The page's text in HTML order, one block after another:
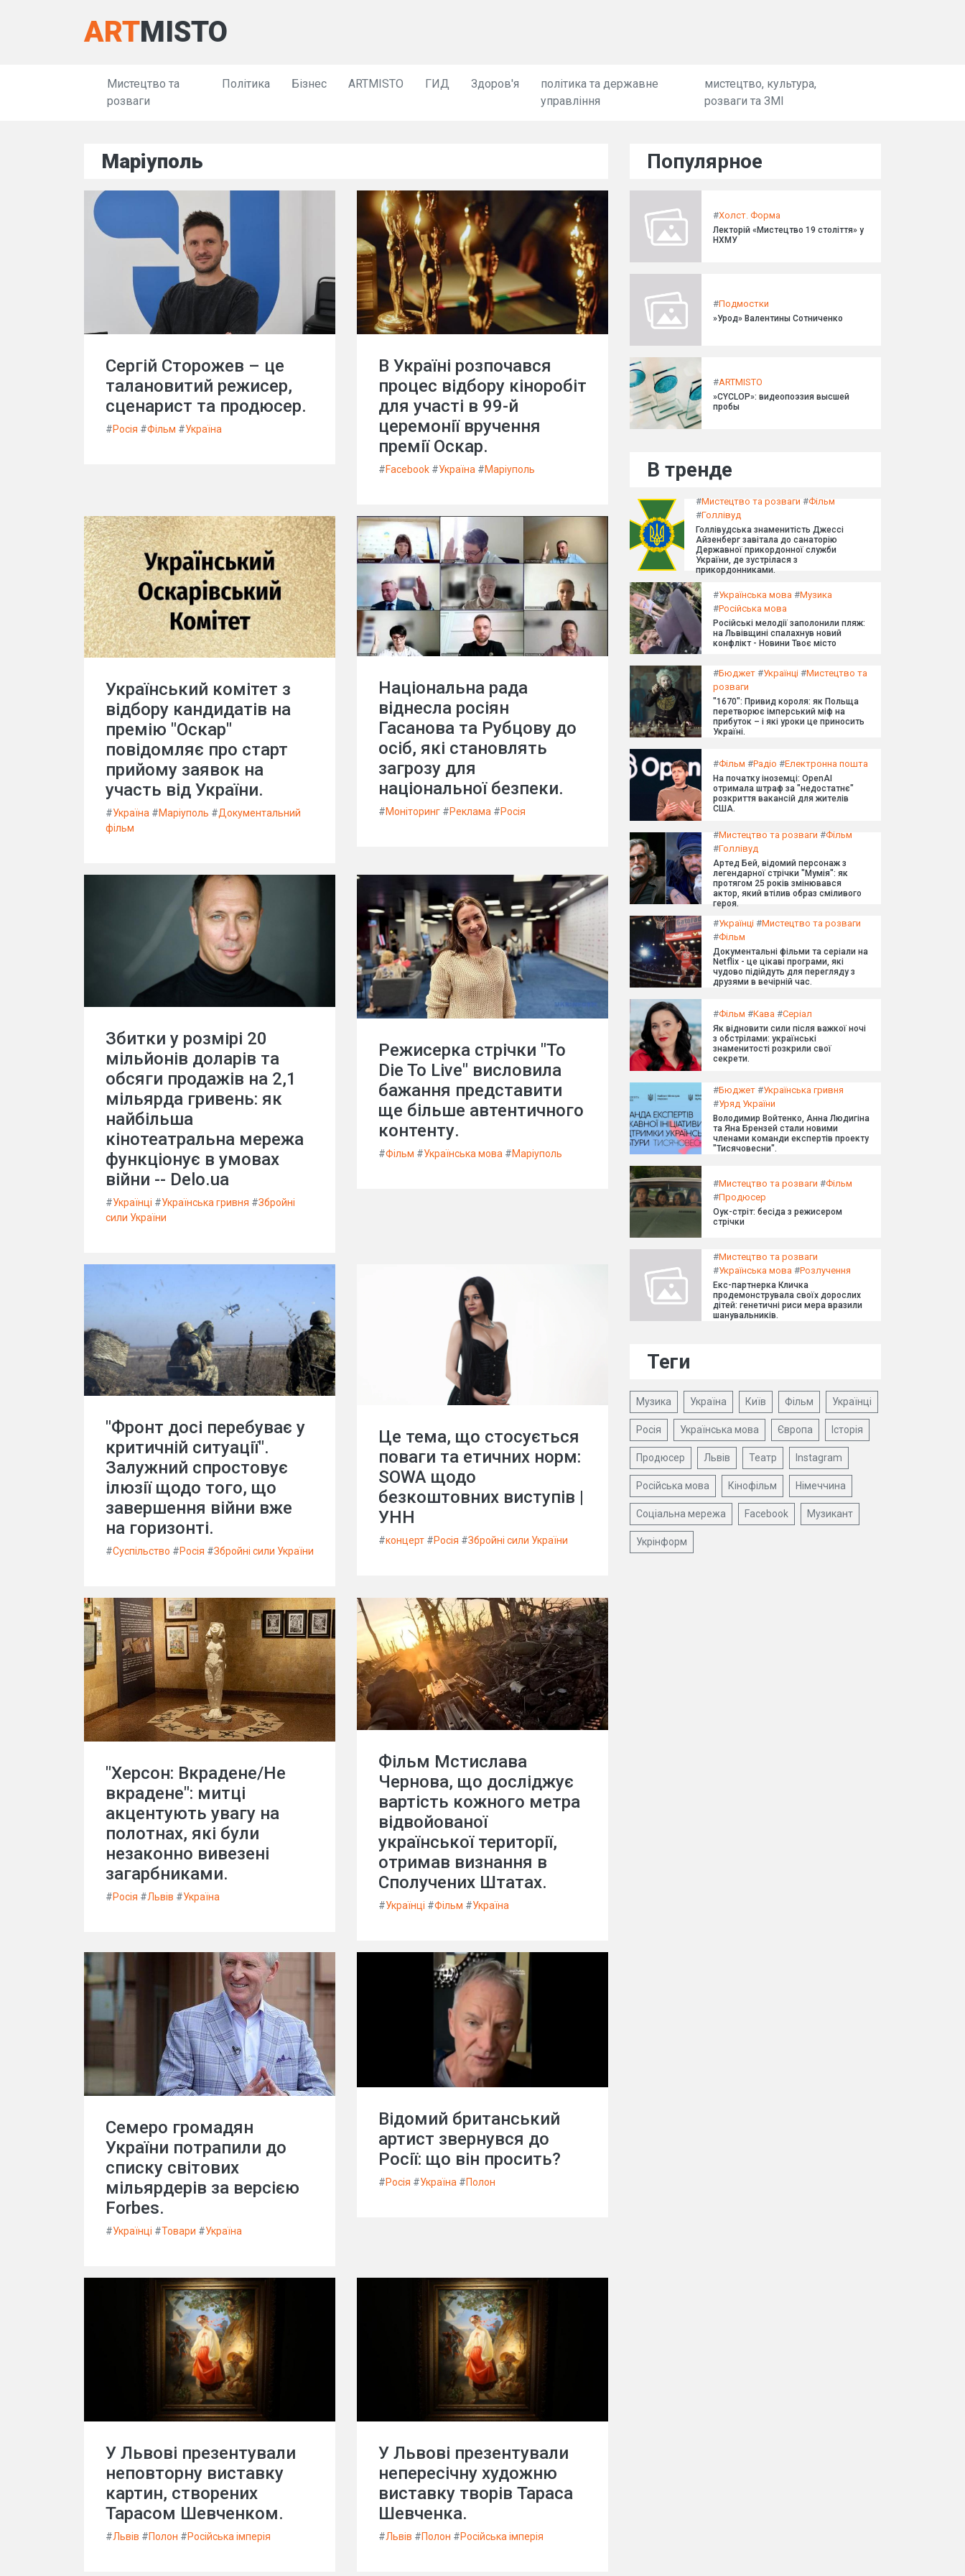
ARTMISTO
Мистецтво та
розваги
Політика Бізнес ARTMISTO ГИД Здоров'я
політика та державне
управління
мистецтво, культура,
розваги та ЗМІ
Маріуполь
Сергій Сторожев – це
талановитий режисер,
сценарист та продюсер.
#Росія #Фільм #Україна
В Україні розпочався
процес відбору кіноробіт
для участі в 99-й
церемонії вручення
премії Оскар.
#Facebook #Україна #Маріуполь
Український комітет з
відбору кандидатів на
премію "Оскар"
повідомляє про старт
прийому заявок на
участь від України.
#Україна #Маріуполь #Документальний
фільм
Національна рада
віднесла росіян
Гасанова та Рубцову до
осіб, які становлять
загрозу для
національної безпеки.
#Моніторинг #Реклама #Росія
Збитки у розмірі 20
мільйонів доларів та
обсяги продажів на 2,1
мільярда гривень: як
найбільша
кінотеатральна мережа
функціонує в умовах
війни -- Delo.ua
#Українці #Українська гривня #Збройні
сили України
Режисерка стрічки "To
Die To Live" висловила
бажання представити
ще більше автентичного
контенту.
#Фільм #Українська мова #Маріуполь
"Фронт досі перебуває у
критичній ситуації".
Залужний спростовує
ілюзії щодо того, що
завершення війни вже
на горизонті.
#Суспільство #Росія #Збройні сили України
Це тема, що стосується
поваги та етичних норм:
SOWA щодо
безкоштовних виступів |
УНН
#концерт #Росія #Збройні сили України
"Херсон: Вкрадене/Не
вкрадене": митці
акцентують увагу на
полотнах, які були
незаконно вивезені
загарбниками.
#Росія #Львів #Україна
Фільм Мстислава
Чернова, що досліджує
вартість кожного метра
відвойованої
української території,
отримав визнання в
Сполучених Штатах.
#Українці #Фільм #Україна
Семеро громадян
України потрапили до
списку світових
мільярдерів за версією
Forbes.
#Українці #Товари #Україна
Відомий британський
артист звернувся до
Росії: що він просить?
#Росія #Україна #Полон
У Львові презентували
неповторну виставку
картин, створених
Тарасом Шевченком.
#Львів #Полон #Російська імперія
У Львові презентували
непересічну художню
виставку творів Тараса
Шевченка.
#Львів #Полон #Російська імперія
Популярное
#Холст. Форма
Лекторій «Мистецтво 19 століття» у
НХМУ
#Подмостки
»Урод» Валентины Сотниченко
#ARTMISTO
»CYCLOP»: видеопоэзия высшей
пробы
В тренде
#Мистецтво та розваги #Фільм
#Голлівуд
Голлівудська знаменитість Джессі
Айзенберг завітала до санаторію
Державної прикордонної служби
України, де зустрілася з
прикордонниками.
#Українська мова #Музика
#Російська мова
Російські мелодії заполонили пляж:
на Львівщині спалахнув новий
конфлікт - Новини Твоє місто
#Бюджет #Українці #Мистецтво та
розваги
"1670": Привид короля: як Польща
перетворює імперський міф на
прибуток – і які уроки це приносить
Україні.
#Фільм #Радіо #Електронна пошта
На початку іноземці: OpenAI
отримала штраф за "недостатнє"
розкриття вакансій для жителів
США.
#Мистецтво та розваги #Фільм
#Голлівуд
Артед Бей, відомий персонаж з
легендарної стрічки "Мумія": як
протягом 25 років змінювався
актор, який втілив образ сміливого
героя.
#Українці #Мистецтво та розваги
#Фільм
Документальні фільми та серіали на
Netflix - це цікаві програми, які
чудово підійдуть для перегляду з
друзями в вечірній час.
#Фільм #Кава #Серіал
Як відновити сили після важкої ночі
з обстрілами: українські
знаменитості розкрили свої
секрети.
#Бюджет #Українська гривня
#Уряд України
Володимир Войтенко, Анна Людигіна
та Яна Брензей стали новими
членами команди експертів проекту
"Тисячовесни".
#Мистецтво та розваги #Фільм
#Продюсер
Оук-стріт: бесіда з режисером
стрічки
#Мистецтво та розваги
#Українська мова #Розлучення
Екс-партнерка Кличка
продемонструвала своїх дорослих
дітей: генетичні риси мера вразили
шанувальників.
Теги
Музика Україна Київ Фільм Українці
Росія Українська мова Європа Історія
Продюсер Львів Театр Instagram
Російська мова Кінофільм Німеччина
Соціальна мережа Facebook Музикант
Укрінформ